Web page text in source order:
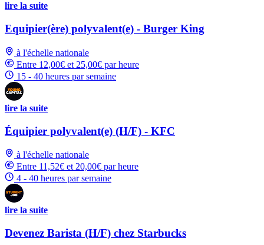
lire la suite
Equipier(ère) polyvalent(e) - Burger King
à l'échelle nationale
Entre 12,00€ et 25,00€ par heure
15 - 40 heures par semaine
lire la suite
Équipier polyvalent(e) (H/F) - KFC
à l'échelle nationale
Entre 11,52€ et 20,00€ par heure
4 - 40 heures par semaine
lire la suite
Devenez Barista (H/F) chez Starbucks